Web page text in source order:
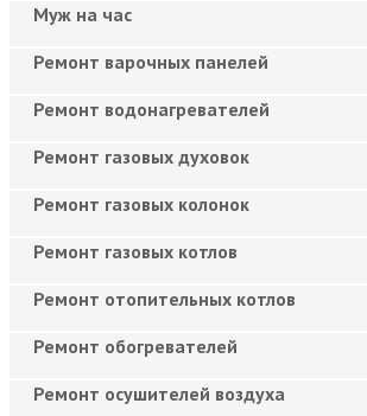
Муж на час
Ремонт варочных панелей
Ремонт водонагревателей
Ремонт газовых духовок
Ремонт газовых колонок
Ремонт газовых котлов
Ремонт отопительных котлов
Ремонт обогревателей
Ремонт осушителей воздуха